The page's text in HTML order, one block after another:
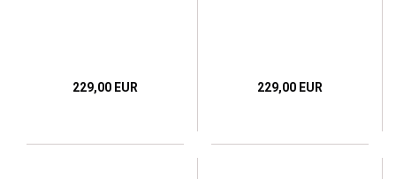
229,00 EUR 229,00 EUR